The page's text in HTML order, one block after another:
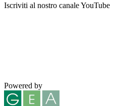
Iscriviti al nostro canale YouTube
Powered by